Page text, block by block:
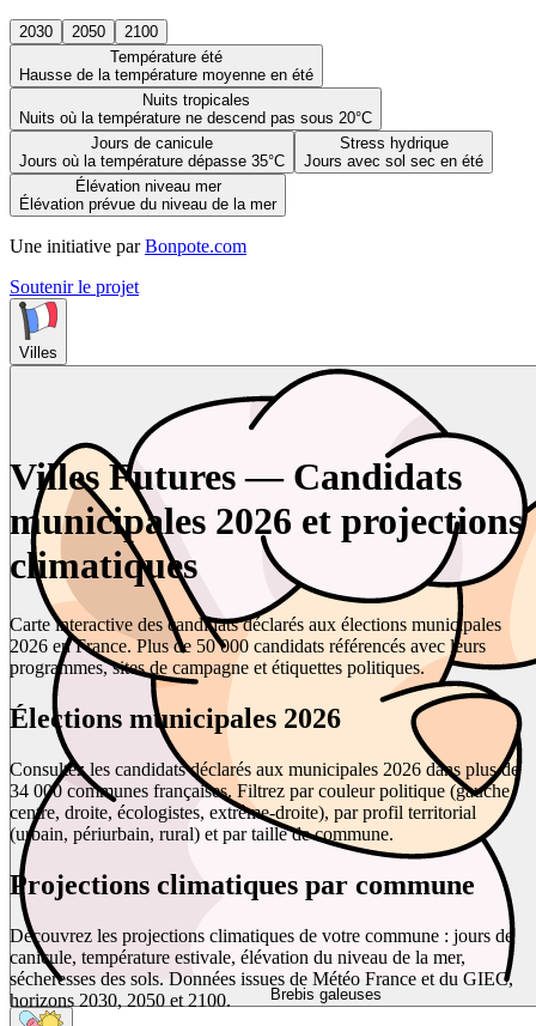
2030 2050
2100
Température été
Hausse de la température moyenne en été
Nuits tropicales
Nuits où la température ne descend pas sous 20°C
Jours de canicule
Jours où la température dépasse 35°C
Stress hydrique
Jours avec sol sec en été
Élévation niveau mer
Élévation prévue du niveau de la mer
Une initiative par Bonpote.com
Soutenir le projet
Villes
Brebis galeuses
Villes Futures — Candidats
municipales 2026 et projections
climatiques
Carte interactive des candidats déclarés aux élections municipales
2026 en France. Plus de 50 000 candidats référencés avec leurs
programmes, sites de campagne et étiquettes politiques.
Élections municipales 2026
Consultez les candidats déclarés aux municipales 2026 dans plus de
34 000 communes françaises. Filtrez par couleur politique (gauche,
centre, droite, écologistes, extrême-droite), par profil territorial
(urbain, périurbain, rural) et par taille de commune.
Projections climatiques par commune
Découvrez les projections climatiques de votre commune : jours de
canicule, température estivale, élévation du niveau de la mer,
sécheresses des sols. Données issues de Météo France et du GIEC,
horizons 2030, 2050 et 2100.